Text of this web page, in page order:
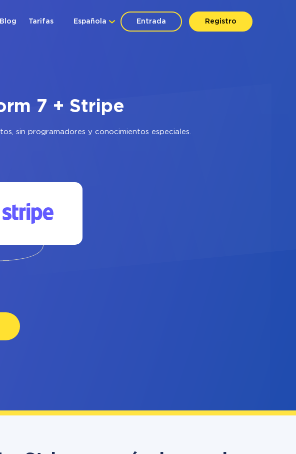
Entrada Registro
Española
Blog Tarifas
7 + Stripe
sin programadores y conocimientos especiales.